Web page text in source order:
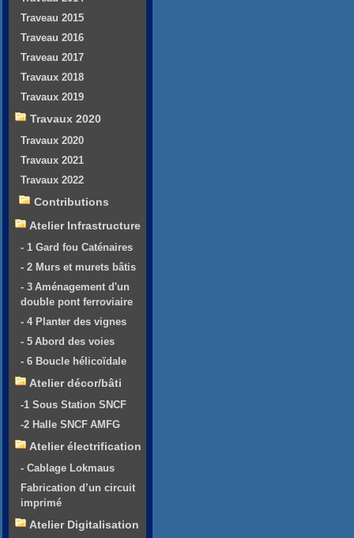
Traveau 2015
Traveau 2016
Traveau 2017
Travaux 2018
Travaux 2019
Travaux 2020
Travaux 2020
Travaux 2021
Travaux 2022
Contributions
Atelier Infrastructure
- 1 Gard fou Caténaires
- 2 Murs et murets bâtis
- 3 Aménagement d'un
double pont ferroviaire
- 4 Planter des vignes
- 5 Abord des voies
- 6 Boucle hélicoïdale
Atelier décor/bâti
-1 Sous Station SNCF
-2 Halle SNCF AMFG
Atelier électrification
- Cablage Lokmaus
Fabrication d’un circuit
imprimé
Atelier Digitalisation